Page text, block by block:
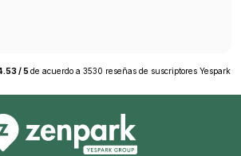
/ 5 de acuerdo a 3530 reseñas de suscriptores Yespark